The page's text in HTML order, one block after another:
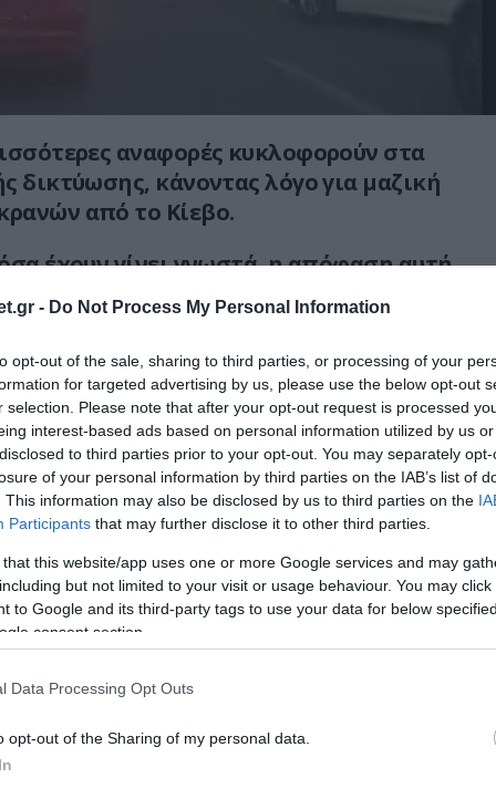
- Do Not Process My Personal Information
opt-out of the sale, sharing to third parties, or processing of your
for targeted advertising by us, please use the below opt-out
selection. Please note that after your opt-out request is processed
interest-based ads based on personal information utilized by us
to third parties prior to your opt-out. You may separately
of your personal information by third parties on the IAB’s list of
This information may also be disclosed by us to third parties on the
Participants that may further disclose it to other third parties.
that this website/app uses one or more Google services and may
but not limited to your visit or usage behaviour. You may
to Google and its third-party tags to use your data for below
consent section.
Data Processing Opt Outs
opt-out of the Sharing of my personal data.
αναφορές κυκλοφορούν στα
δικτύωσης, κάνοντας λόγο για μαζική
από το Κίεβο.
έχουν γίνει γνωστά, η απόφαση αυτή
φόβο ότι θα υπάρξουν ανταποδοτικά –
των Ρώσων, σε περίπτωση που ο
επιτεθεί την ρωσική «Ημέρα της
προβοκάτσιας του Β.Ζελένσκι.
τα βίντεο που κυκλοφόρησαν στα social
traffic jams are blocking exits from Kiev as
ahead of May 9, fearing provocations from
attack on Moscow on Victory Day — followed
a massive Russian retaliation
Media (@TheOtherSideRu)